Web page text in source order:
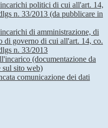
politici di cui all'art. 14,
n. 33/2013 (da pubblicare in
di amministrazione, di
di governo di cui all'art. 14, co.
n. 33/2013
(documentazione da
sul sito web)
comunicazione dei dati